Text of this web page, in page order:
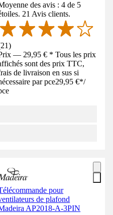
des avis : 4 de 5
21 Avis clients.
21)
— 29,95 € * Tous les prix
sont des prix TTC,
de livraison en sus si
par pce29,95 €*/
pour
de plafond
AP2018-A-3PIN